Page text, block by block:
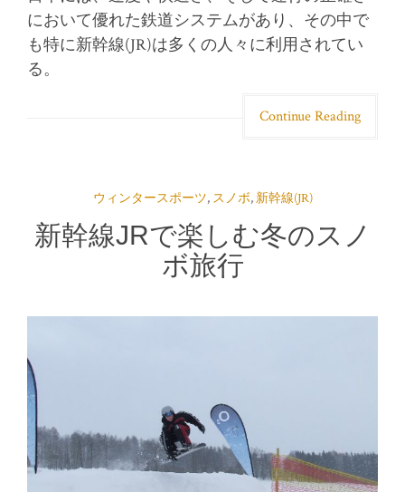
において優れた鉄道システムがあり、その中で
も特に新幹線(JR)は多くの人々に利用されてい
る。
Continue Reading
ウィンタースポーツ, スノボ,新幹線(JR)
新幹線JRで楽しむ冬のスノ
ボ旅行